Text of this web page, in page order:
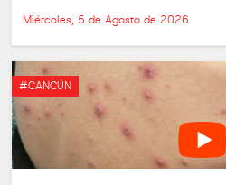
Miércoles, 5 de Agosto de 2026
#CANCÚN